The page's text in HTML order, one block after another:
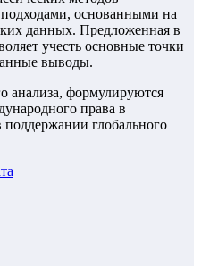
основанными на
данных. Предложенная в
учесть основные точки
выводы.
анализа, формулируются
права в
глобального